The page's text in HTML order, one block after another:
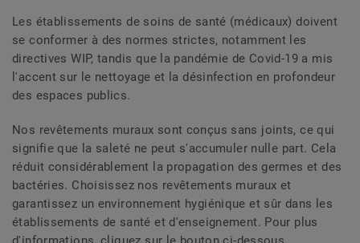
Les établissements de soins de santé (médicaux) doivent
se conformer à des normes strictes, notamment les
directives WIP, tandis que la pandémie de Covid-19 a mis
l'accent sur le nettoyage et la désinfection en profondeur
des espaces publics.
Nos revêtements muraux sont conçus sans joints, ce qui
signifie que la saleté ne peut s'accumuler nulle part. Cela
réduit considérablement la propagation des germes et des
bactéries. Choisissez nos revêtements muraux et
garantissez un environnement hygiénique et sûr dans les
établissements de santé et d'enseignement. Pour plus